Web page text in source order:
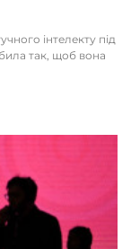
інтелекту під
так, щоб вона